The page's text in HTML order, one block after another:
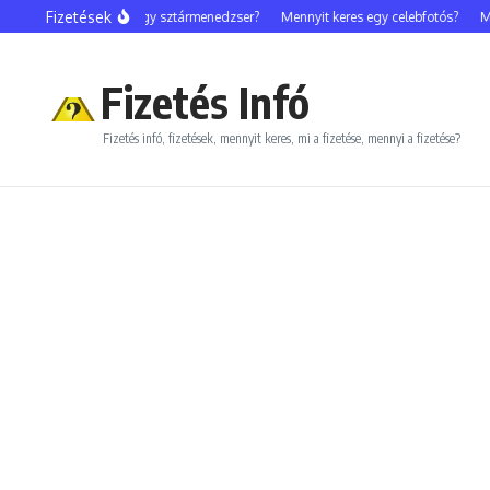
Ugrás a tartalomhoz
Fizetések
Mennyit keres egy sztármenedzser? Mennyit keres egy celebfotós?
Fizetés Infó
Fizetés infó, fizetések, mennyit keres, mi a fizetése, mennyi a fizetése?